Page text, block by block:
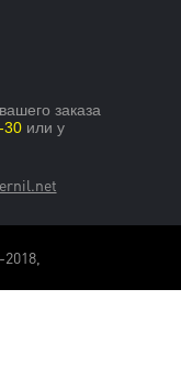
заказа
30 или у